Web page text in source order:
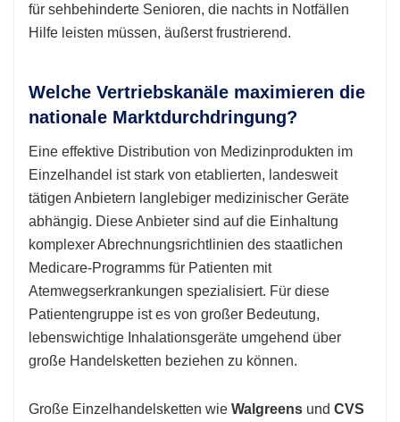
für sehbehinderte Senioren, die nachts in Notfällen
Hilfe leisten müssen, äußerst frustrierend.
Welche Vertriebskanäle maximieren die
nationale Marktdurchdringung?
Eine effektive Distribution von Medizinprodukten im
Einzelhandel ist stark von etablierten, landesweit
tätigen Anbietern langlebiger medizinischer Geräte
abhängig. Diese Anbieter sind auf die Einhaltung
komplexer Abrechnungsrichtlinien des staatlichen
Medicare-Programms für Patienten mit
Atemwegserkrankungen spezialisiert. Für diese
Patientengruppe ist es von großer Bedeutung,
lebenswichtige Inhalationsgeräte umgehend über
große Handelsketten beziehen zu können.
Große Einzelhandelsketten wie Walgreens und CVS